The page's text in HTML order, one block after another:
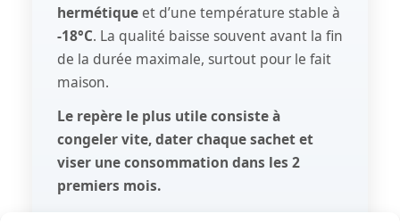
hermétique et d’une température stable à
-18°C. La qualité baisse souvent avant la fin
de la durée maximale, surtout pour le fait
maison.
Le repère le plus utile consiste à
congeler vite, dater chaque sachet et
viser une consommation dans les 2
premiers mois.